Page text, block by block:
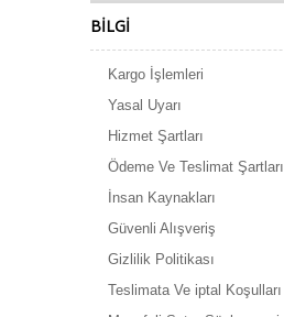
BILGI
Kargo İşlemleri
Yasal Uyarı
Hizmet Şartları
Ödeme Ve Teslimat Şartları
İnsan Kaynakları
Güvenli Alışveriş
Gizlilik Politikası
Teslimata Ve iptal Koşulları